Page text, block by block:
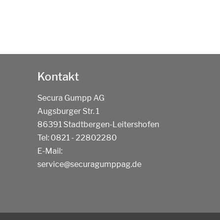
Kontakt
Secura Gumpp AG
Augsburger Str. 1
86391 Stadtbergen-Leitershofen
Tel: 0821 - 22802280
E-Mail:
service@securagumppag.de